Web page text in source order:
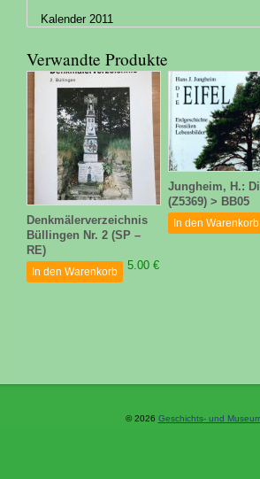
Kalender 2011
Verwandte Produkte
Denkmälerverzeichnis
Büllingen Nr. 2 (SP –
RE)
5.00 €
In den Warenkorb
Jungheim, H.:
(Z5369) > BB05
In den Warenkorb
© 2026 Geschichts- und